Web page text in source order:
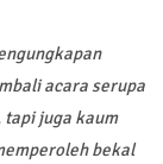
acara serupa
juga kaum
bekal